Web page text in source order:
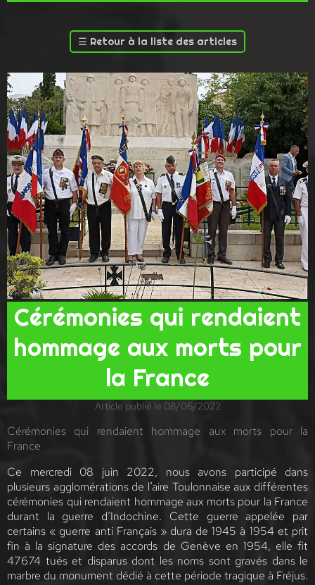
☰ Retour à la liste des articles
Cérémonies qui rendaient
hommage aux morts pour
la France
Article publié le 08/06/2022
Cérémonies qui rendaient hommage aux morts pour la
France
Ce mercredi 08 juin 2022, nous avons participé dans
plusieurs agglomérations de l’aire Toulonnaise aux différentes
cérémonies qui rendaient hommage aux morts pour la France
durant la guerre d’Indochine. Cette guerre appelée par
certains « guerre anti Français » dura de 1945 à 1954 et prit
fin à la signature des accords de Genève en 1954, elle fit
47674 tués et disparus dont les noms sont gravés dans le
marbre du monument dédié à cette période tragique à Fréjus.